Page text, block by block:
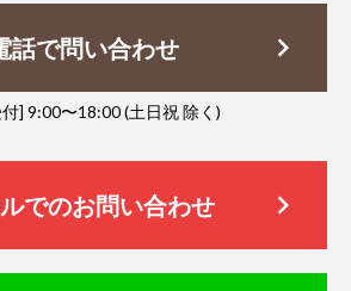
話で問い合わせ keyboard_arrow_right
] 9:00〜18:00 (土日祝 除く)
でのお問い合わせ keyboard_arrow_right